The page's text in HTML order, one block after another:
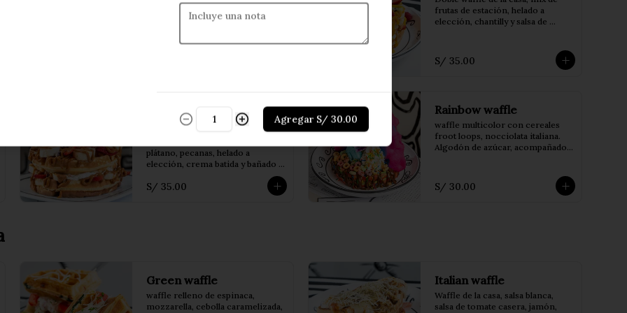
oreo, salsa de chocolate clasico y
salsa de chocolate blanco, helado
frutas de estación, helado a
elección, chantilly y salsa de
S/ 35.00
Double waffle
strawberry
plátano, pecanas, helado a
elección, crema batida y bañado
S/ 35.00
Rainbow waffle
waffle multicolor con cereales
froot loops, nocciolata italiana.
Algodón de azúcar, acompañado
S/ 30.00
Green waffle
waffle relleno de espinaca,
mozzarella, cebolla caramelizada,
Italian waffle
Waffle de la casa, salsa blanca,
salsa de tomate casera, jamón,
Agregar S/ 30.00